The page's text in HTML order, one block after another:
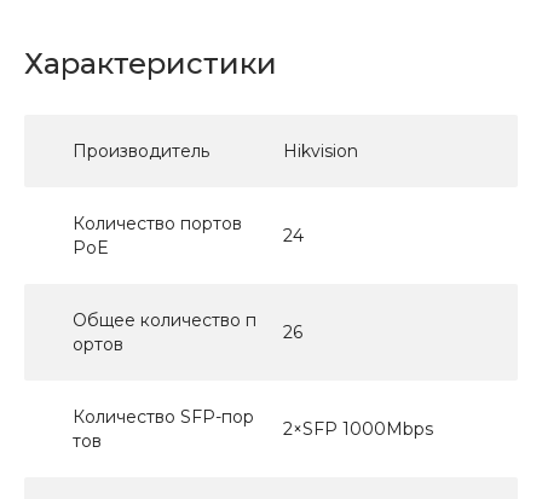
Характеристики
Производитель Hikvision
Количество портов
PoE
24
Общее количество п
ортов
26
Количество SFP-пор
тов
2×SFP 1000Mbps